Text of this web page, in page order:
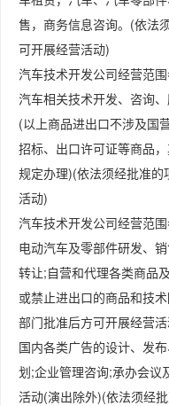
售，商务信息咨询。(依法
可开展经营活动)
汽车技术开发公司经营范
汽车相关技术开发、咨询
(以上商品进出口不涉及国
招标、出口许可证等商品
规定办理)(依法须经批准
活动)
汽车技术开发公司经营范
电动汽车及零部件研发、
转让;自营和代理各类商品
或禁止进出口的商品和技
部门批准后方可开展经营
国内各类广告的设计、发
划;企业管理咨询;承办会议
活动(演出除外)(依法须经